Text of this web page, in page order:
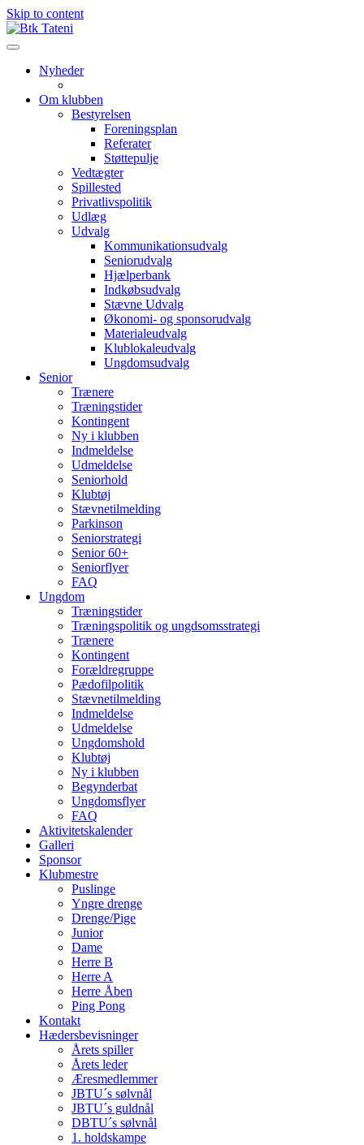
Skip to content
Nyheder
Om klubben
Bestyrelsen
Foreningsplan
Referater
Støttepulje
Vedtægter
Spillested
Privatlivspolitik
Udlæg
Udvalg
Kommunikationsudvalg
Seniorudvalg
Hjælperbank
Indkøbsudvalg
Stævne Udvalg
Økonomi- og sponsorudvalg
Materialeudvalg
Klublokaleudvalg
Ungdomsudvalg
Senior
Trænere
Træningstider
Kontingent
Ny i klubben
Indmeldelse
Udmeldelse
Seniorhold
Klubtøj
Stævnetilmelding
Parkinson
Seniorstrategi
Senior 60+
Seniorflyer
FAQ
Ungdom
Træningstider
Træningspolitik og ungdsomsstrategi
Trænere
Kontingent
Forældregruppe
Pædofilpolitik
Stævnetilmelding
Indmeldelse
Udmeldelse
Ungdomshold
Klubtøj
Ny i klubben
Begynderbat
Ungdomsflyer
FAQ
Aktivitetskalender
Galleri
Sponsor
Klubmestre
Puslinge
Yngre drenge
Drenge/Pige
Junior
Dame
Herre B
Herre A
Herre Åben
Ping Pong
Kontakt
Hædersbevisninger
Årets spiller
Årets leder
Æresmedlemmer
JBTU´s sølvnål
JBTU´s guldnål
DBTU´s sølvnål
1. holdskampe